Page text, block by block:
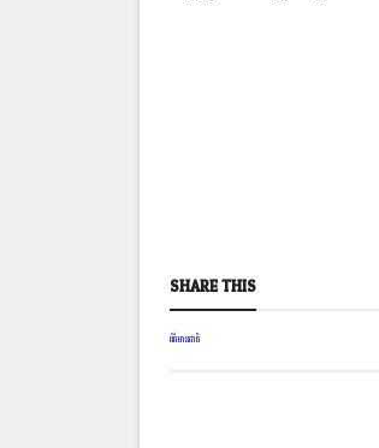
SHARE THIS
ព័ត៌មានជាតិ